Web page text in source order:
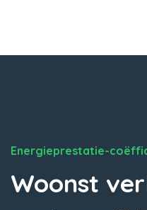
Energieprestatie-
Woonst